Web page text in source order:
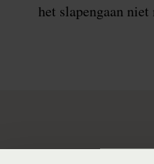
het slapengaan